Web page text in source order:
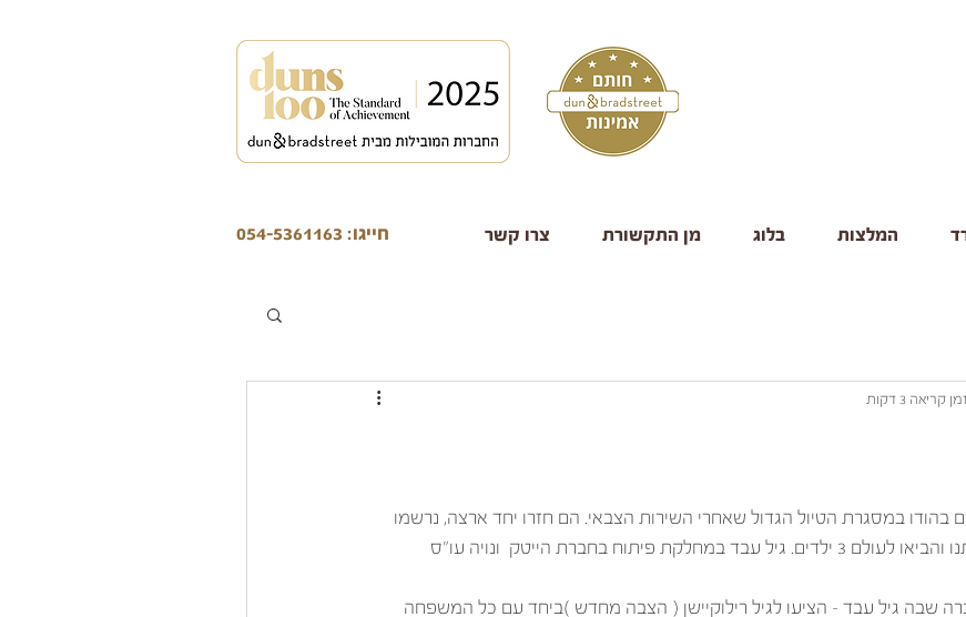
המלצות בלוג מן התקשורת צרו קשר
זמן קריאה 3 דקות
בהודו במסגרת הטיול הגדול שאחרי השירות הצבאי. הם חזרו יחד ארצה, נרשמו
ללימודים באוניברסיטה, התחתנו והביאו לעולם 3 ילדים. גיל עבד במחלקת פיתוח בחברת הייטק  ונויה עו"ס
שבה גיל עבד – הציעו לגיל רילוקיישן ( הצבה מחדש )ביחד עם כל המשפחה